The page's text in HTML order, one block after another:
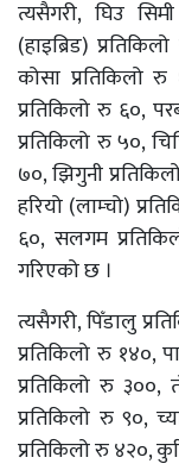
त्यसैगरी, घिउ
(हाइब्रिड)
कोसा प्रतिकिलो
प्रतिकिलो रु ६०,
प्रतिकिलो रु ५०,
७०, झिगुनी
हरियो (लाम्चो)
६०, सलगम
गरिएको छ ।
त्यसैगरी, पिँडालु
प्रतिकिलो रु १४०,
प्रतिकिलो रु ३००,
प्रतिकिलो रु ९०,
प्रतिकिलो रु ४२०,